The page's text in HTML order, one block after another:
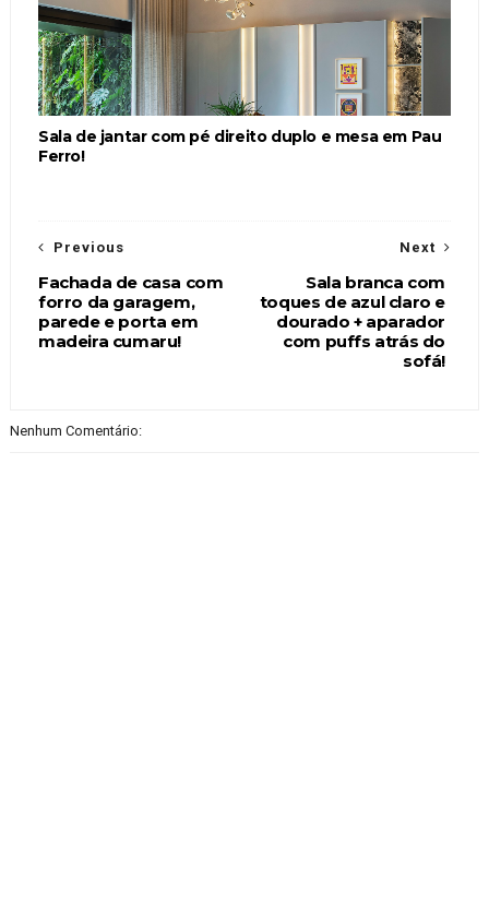
Sala de jantar com pé direito duplo e mesa em Pau
Ferro!
Next
Sala branca com
toques de azul claro e
dourado + aparador
com puffs atrás do
sofá!
Previous
Fachada de casa com
forro da garagem,
parede e porta em
madeira cumaru!
Nenhum Comentário: